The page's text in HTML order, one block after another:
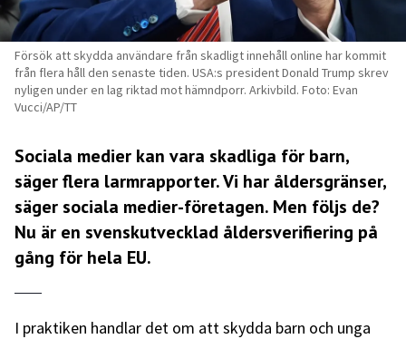
Försök att skydda användare från skadligt innehåll online har kommit
från flera håll den senaste tiden. USA:s president Donald Trump skrev
nyligen under en lag riktad mot hämndporr. Arkivbild. Foto: Evan
Vucci/AP/TT
Sociala medier kan vara skadliga för barn,
säger flera larmrapporter. Vi har åldersgränser,
säger sociala medier-företagen. Men följs de?
Nu är en svenskutvecklad åldersverifiering på
gång för hela EU.
I praktiken handlar det om att skydda barn och unga